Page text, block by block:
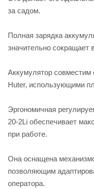
за садом.
Полная зарядка
значительно сокращает
Аккумулятор совместим
Huter, использующими
Эргономичная
20-2Li обеспечивает
при работе.
Она оснащена
позволяющим
оператора.